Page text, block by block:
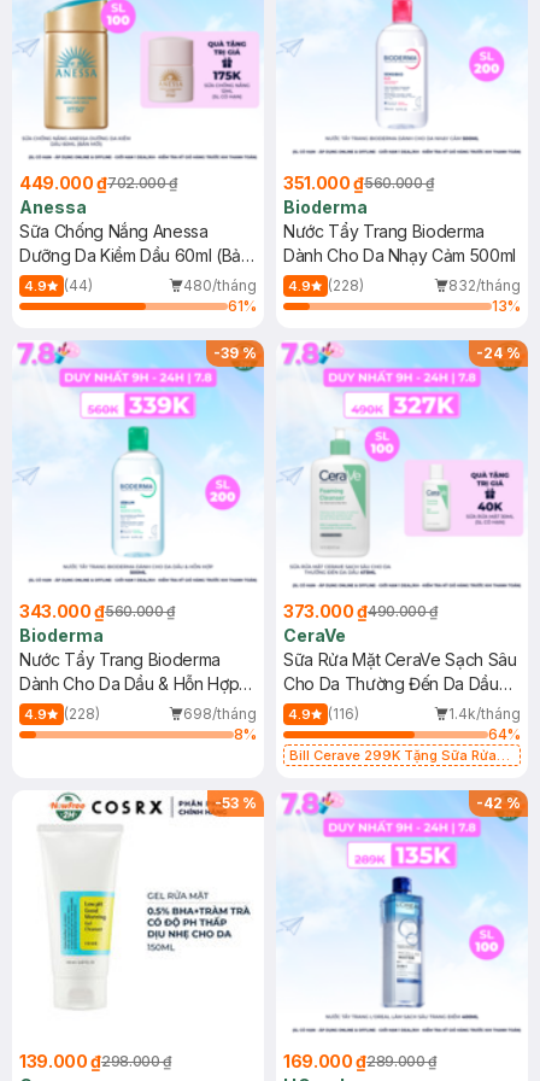
449.000 ₫702.000 ₫
Anessa
Sữa Chống Nắng Anessa
Dưỡng Da Kiềm Dầu 60ml (Bản
Mới)
4.9 (44)
480/tháng
61%
351.000 ₫560.000 ₫
Bioderma
Nước Tẩy Trang Bioderma
Dành Cho Da Nhạy Cảm 500ml
4.9 (228)
832/tháng
13%
-39%
343.000 ₫560.000 ₫
Bioderma
Nước Tẩy Trang Bioderma
Dành Cho Da Dầu & Hỗn Hợp
500ml
4.9 (228)
698/tháng
8%
-24%
373.000 ₫490.000 ₫
CeraVe
Sữa Rửa Mặt CeraVe Sạch Sâu
Cho Da Thường Đến Da Dầu
473ml
4.9 (116)
1.4k/tháng
64%
Bill Cerave 299K Tặng Sữa Rửa
-53 %
139.000 ₫298.000 ₫
-42%
169.000 ₫289.000 ₫